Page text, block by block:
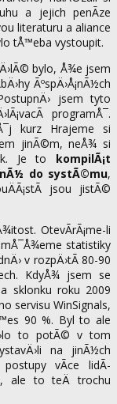
a jejich penÃ­ze
literaturu a aliance
tÅ™eba vystoupit.
bylo, Å¾e jsem
ÃºspÄ›Å¡nÃ½ch
jsem tyto
programÅ¯.
kurz Hrajeme si
jinÃ©m, neÅ¾ si
Je to kompilÃ¡t
do systÃ©mu,
jsou jistÃ©
OtevÃ­rÃ¡me-li
statistiky
v rozpÄ›tÃ­ 80-90
KdyÅ¾ jsem se
sklonku roku 2009
servisu WinSignals,
90 %. Byl to ale
to potÃ© v tom
na jinÃ½ch
postupy vÃ­ce lidÃ­
ale to teÄ trochu